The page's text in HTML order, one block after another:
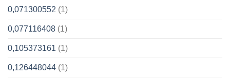
0,071300552 (1)
0,077116408 (1)
0,105373161 (1)
0,126448044 (1)